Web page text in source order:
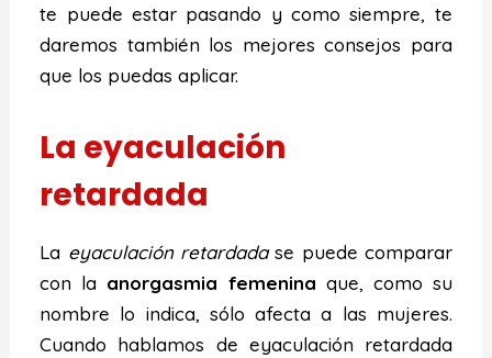
te puede estar pasando y como siempre, te
daremos también los mejores consejos para
que los puedas aplicar.
La eyaculación
retardada
La eyaculación retardadase puede comparar
con la anorgasmia femenina que, como su
nombre lo indica, sólo afecta a las mujeres.
Cuando hablamos de eyaculación retardada